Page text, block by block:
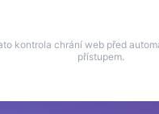
kontrola chrání web před
přístupem.